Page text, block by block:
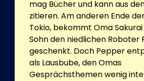
mag Bücher und kann aus
zitieren. Am anderen Ende
Tokio, bekommt Oma
Sohn den niedlichen Roboter
geschenkt. Doch Pepper
als Lausbube, den Omas
Gesprächsthemen wenig